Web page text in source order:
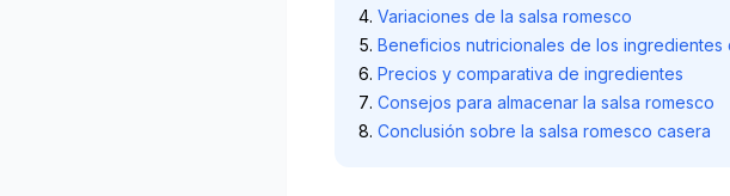
Variaciones de la salsa romesco
Beneficios nutricionales de los ingredientes
Precios y comparativa de ingredientes
Consejos para almacenar la salsa romesco
Conclusión sobre la salsa romesco casera